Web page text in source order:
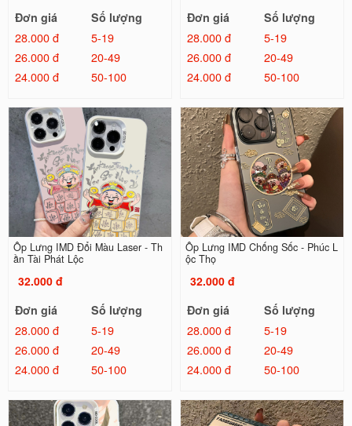
Đơn giá
Số lượng
28.000 đ
5-19
26.000 đ
20-49
24.000 đ
50-100
Đơn giá
Số lượng
28.000 đ
5-19
26.000 đ
20-49
24.000 đ
50-100
Ốp Lưng IMD Đổi Màu Laser - Th
ần Tài Phát Lộc
32.000 đ
Đơn giá
Số lượng
28.000 đ
5-19
26.000 đ
20-49
24.000 đ
50-100
Ốp Lưng IMD Chống Sốc - Phúc L
ộc Thọ
32.000 đ
Đơn giá
Số lượng
28.000 đ
5-19
26.000 đ
20-49
24.000 đ
50-100